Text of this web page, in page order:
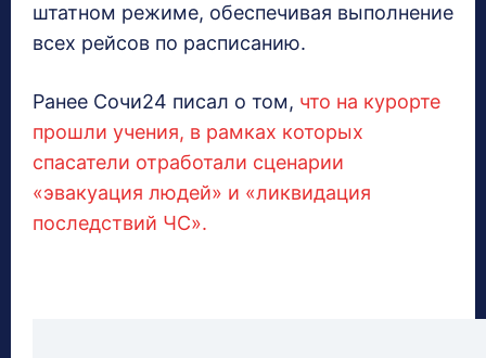
штатном режиме, обеспечивая выполнение
всех рейсов по расписанию.
Ранее Сочи24 писал о том, что на курорте
прошли учения, в рамках которых
спасатели отработали сценарии
«эвакуация людей» и «ликвидация
последствий ЧС».